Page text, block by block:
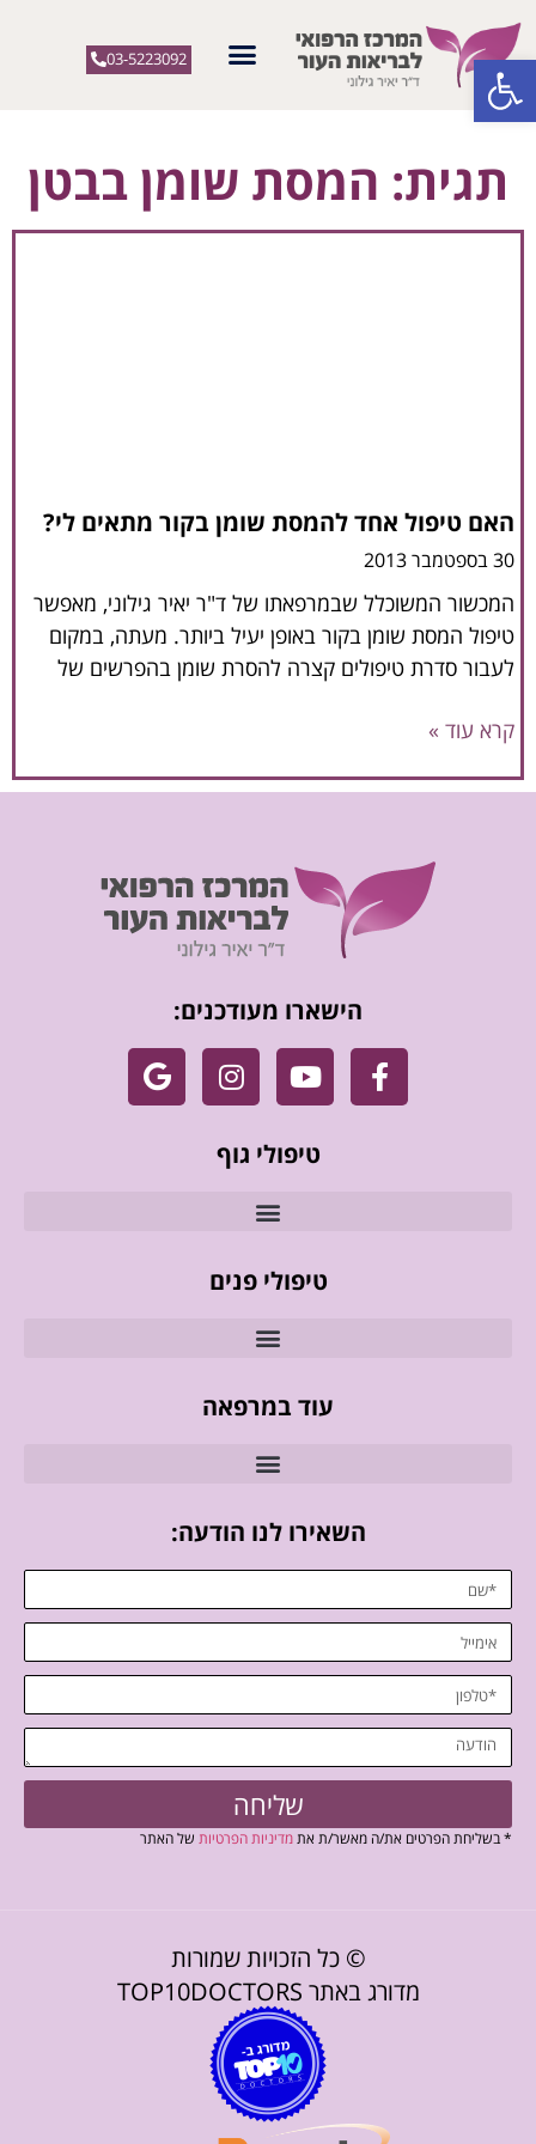
פתח סרגל נגישות 03-5223092
תגית: המסת שומן בבטן
האם טיפול אחד להמסת שומן בקור מתאים לי?
30 בספטמבר 2013
המכשור המשוכלל שבמרפאתו של ד"ר יאיר גילוני, מאפשר
טיפול המסת שומן בקור באופן יעיל ביותר. מעתה, במקום
לעבור סדרת טיפולים קצרה להסרת שומן בהפרשים של
קרא עוד »
הישארו מעודכנים:
טיפולי גוף
טיפולי פנים
עוד במרפאה
השאירו לנו הודעה:
שליחה
* בשליחת הפרטים את/ה מאשר/ת אתמדיניות הפרטיות של האתר
© כל הזכויות שמורות
מדורג באתר TOP10DOCTORS